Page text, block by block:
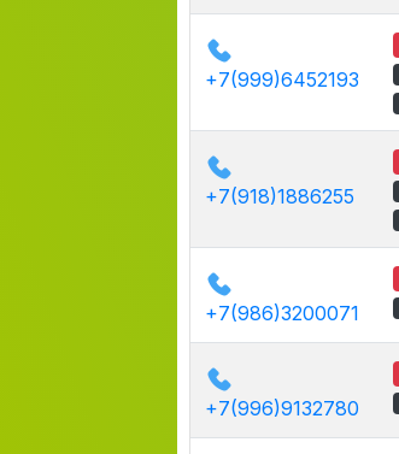
+7(999)6452193
+7(918)1886255
+7(986)3200071
+7(996)9132780